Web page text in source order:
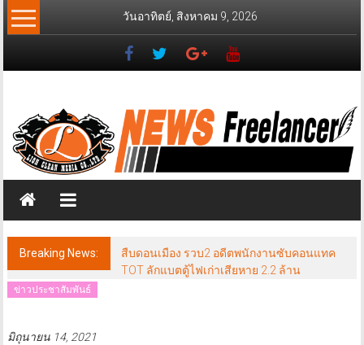
Skip
to
วันอาทิตย์, สิงหาคม 9, 2026
News
Freelancer
วส์
ฟรี
แลน
เซอร์
Breaking News:
สืบดอนเมือง รวบ2 อดีตพนักงานซับคอนแทค
TOT ลักแบตตู้ไฟเก่าเสียหาย 2.2 ล้าน
ข่าวประชาสัมพันธ์
มิถุนายน 14, 2021